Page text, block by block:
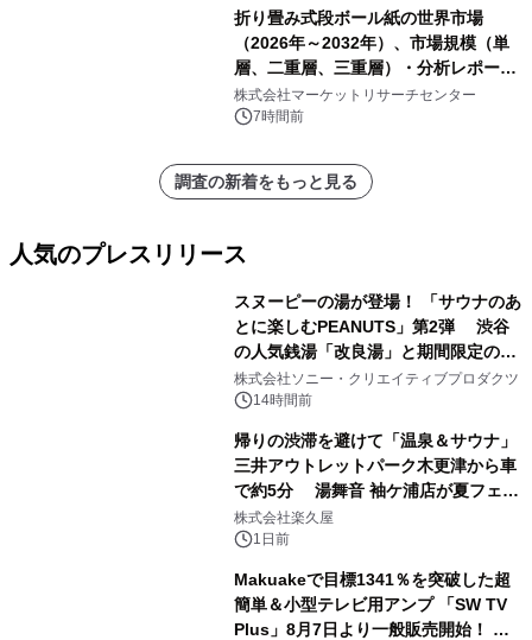
折り畳み式段ボール紙の世界市場
（2026年～2032年）、市場規模（単
層、二重層、三重層）・分析レポート
を発表
株式会社マーケットリサーチセンター
7時間前
調査の新着をもっと見る
人気のプレスリリース
スヌーピーの湯が登場！ 「サウナのあ
とに楽しむPEANUTS」第2弾 渋谷
の人気銭湯「改良湯」と期間限定のコ
ラボレーション サウナイキタイコラ
ボグッズも発売決定！
株式会社ソニー・クリエイティブプロダクツ
14時間前
帰りの渋滞を避けて「温泉＆サウナ」
三井アウトレットパーク木更津から車
で約5分 湯舞音 袖ケ浦店が夏フェア
メニューを提供
株式会社楽久屋
1日前
Makuakeで目標1341％を突破した超
簡単＆小型テレビ用アンプ 「SW TV
Plus」8月7日より一般販売開始！ ケ